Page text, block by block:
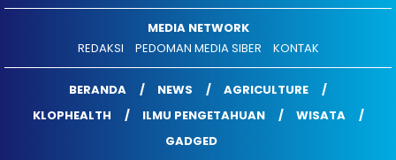
MEDIA NETWORK
REDAKSI
PEDOMAN MEDIA SIBER KONTAK
BERANDA NEWS
AGRICULTURE
KLOPHEALTH
ILMU PENGETAHUAN
WISATA
GADGED